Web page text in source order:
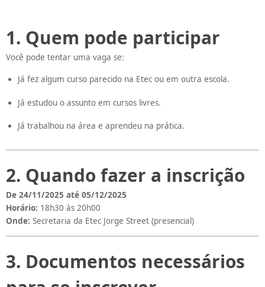
1. Quem pode participar
Você pode tentar uma vaga se:
Já fez algum curso parecido na Etec ou em outra escola.
Já estudou o assunto em cursos livres.
Já trabalhou na área e aprendeu na prática.
2. Quando fazer a inscrição
De 24/11/2025 até 05/12/2025
Horário: 18h30 às 20h00
Onde: Secretaria da Etec Jorge Street (presencial)
3. Documentos necessários